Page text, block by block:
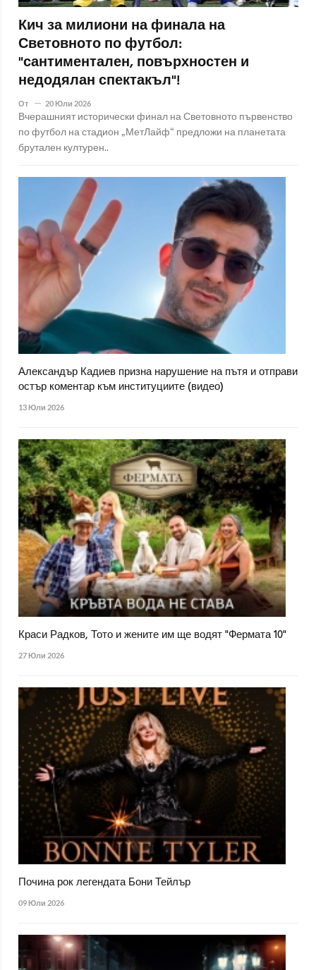
Кич за милиони на финала на
Световното по футбол:
"сантиментален, повърхностен и
недодялан спектакъл"!
От 20 Юли 2026
Вчерашният исторически финал на Световното първенство
по футбол на стадион „МетЛайф“ предложи на планетата
брутален културен..
Александър Кадиев призна нарушение на пътя и отправи
остър коментар към институциите (видео)
13 Юли 2026
Краси Радков, Тото и жените им ще водят "Фермата 10"
27 Юли 2026
Почина рок легендата Бони Тейлър
09 Юли 2026